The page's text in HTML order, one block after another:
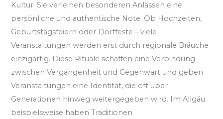
Kultur. Sie verleihen besonderen Anlässen eine
persönliche und authentische Note. Ob Hochzeiten,
Geburtstagsfeiern oder Dorffeste – viele
Veranstaltungen werden erst durch regionale Bräuche
einzigartig. Diese Rituale schaffen eine Verbindung
zwischen Vergangenheit und Gegenwart und geben
Veranstaltungen eine Identität, die oft über
Generationen hinweg weitergegeben wird. Im Allgäu
beispielsweise haben Traditionen